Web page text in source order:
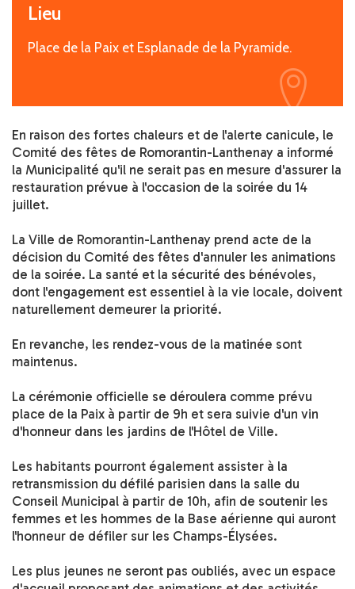
Lieu
Place de la Paix et Esplanade de la Pyramide.
En raison des fortes chaleurs et de l'alerte canicule, le
Comité des fêtes de Romorantin-Lanthenay a informé
la Municipalité qu'il ne serait pas en mesure d'assurer la
restauration prévue à l'occasion de la soirée du 14
juillet.
La Ville de Romorantin-Lanthenay prend acte de la
décision du Comité des fêtes d'annuler les animations
de la soirée. La santé et la sécurité des bénévoles,
dont l'engagement est essentiel à la vie locale, doivent
naturellement demeurer la priorité.
En revanche, les rendez-vous de la matinée sont
maintenus.
La cérémonie officielle se déroulera comme prévu
place de la Paix à partir de 9h et sera suivie d'un vin
d'honneur dans les jardins de l'Hôtel de Ville.
Les habitants pourront également assister à la
retransmission du défilé parisien dans la salle du
Conseil Municipal à partir de 10h, afin de soutenir les
femmes et les hommes de la Base aérienne qui auront
l'honneur de défiler sur les Champs-Élysées.
Les plus jeunes ne seront pas oubliés, avec un espace